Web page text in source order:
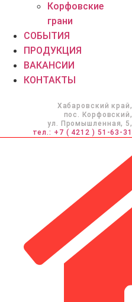
Корфовские
грани
СОБЫТИЯ
ПРОДУКЦИЯ
ВАКАНСИИ
КОНТАКТЫ
Хабаровский край,
пос. Корфовский,
ул. Промышленная, 5,
тел.: +7 ( 4212 ) 51-63-31